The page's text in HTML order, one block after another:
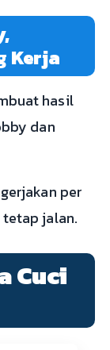
Kerja
hasil
dan
per
jalan.
Cuci